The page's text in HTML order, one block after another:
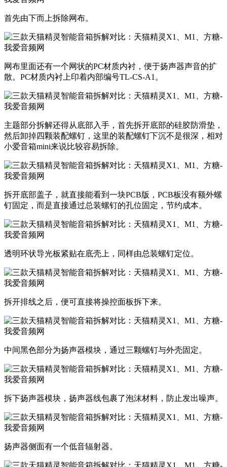
​首先由下而上拆除网布。
网布里面还有一个网状的PC材质内衬，便于扬声器声音的扩
散。PC材质内衬上印着内部编号TL-CS-A1。
​主题部分拆解还得从底部入手，首先拆开底部的硅胶防滑垫，
然后卸掉四颗装配螺钉，这里的装配螺钉下沉不是很深，相对
小爱音箱mini来说比较容易拆除。
​拆开底部盖子，就直接能看到一块PCB版，PCB板没有额外螺
钉固定，而是直接通过总装螺钉的孔位固定，节约成本。
​透明环状导光板紧贴在底壳上，同样由总装螺钉定位。
​拆开排线之后，便可直接将操控面板拆下来。
​中间黑色部分为扬声器模块，通过三颗螺钉与外壳固定。
​拆下扬声器模块，扬声器线包裹了泡沫材料，防止发出噪声。
​扬声器侧面有一个低音辐射器。